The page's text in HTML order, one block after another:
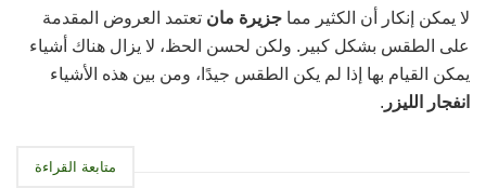
لا يمكن إنكار أن الكثير مما جزيرة مان تعتمد العروض المقدمة
على الطقس بشكل كبير. ولكن لحسن الحظ، لا يزال هناك أشياء
يمكن القيام بها إذا لم يكن الطقس جيدًا، ومن بين هذه الأشياء
انفجار الليزر .
متابعة القراءة